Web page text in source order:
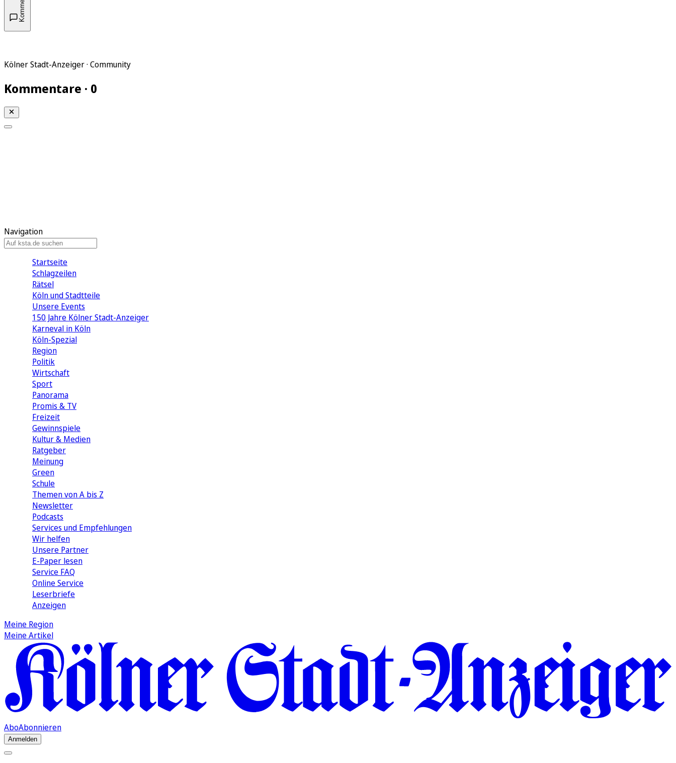
Kölner Stadt-Anzeiger · Community
Kommentare · 0
Navigation
Startseite
Schlagzeilen
Rätsel
Köln und Stadtteile
Unsere Events
150 Jahre Kölner Stadt-Anzeiger
Karneval in Köln
Köln-Spezial
Region
Politik
Wirtschaft
Sport
Panorama
Promis & TV
Freizeit
Gewinnspiele
Kultur & Medien
Ratgeber
Meinung
Green
Schule
Themen von A bis Z
Newsletter
Podcasts
Services und Empfehlungen
Wir helfen
Unsere Partner
E-Paper lesen
Service FAQ
Online Service
Leserbriefe
Anzeigen
Meine Region
Meine Artikel
AboAbonnieren
Anmelden